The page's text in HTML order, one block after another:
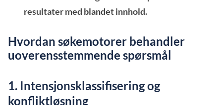
resultater med blandet innhold.
Hvordan søkemotorer behandler
uoverensstemmende spørsmål
1. Intensjonsklassifisering og
konfliktløsning